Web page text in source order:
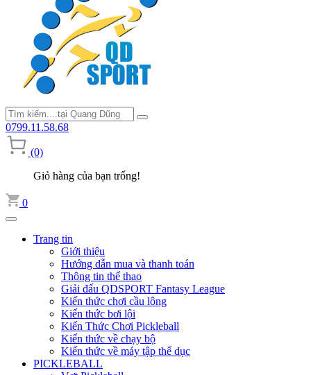
0799.11.58.68
(0)
Giỏ hàng của bạn trống!
0
Trang tin
Giới thiệu
Hướng dẫn mua và thanh toán
Thông tin thể thao
Giải đấu QDSPORT Fantasy League
Kiến thức chơi cầu lông
Kiến thức bơi lội
Kiến Thức Chơi Pickleball
Kiến thức về chạy bộ
Kiến thức về máy tập thể dục
PICKLEBALL